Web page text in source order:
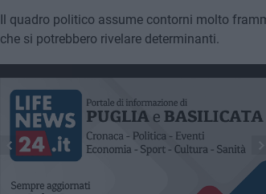
Il quadro politico assume contorni molto
che si potrebbero rivelare determinanti.